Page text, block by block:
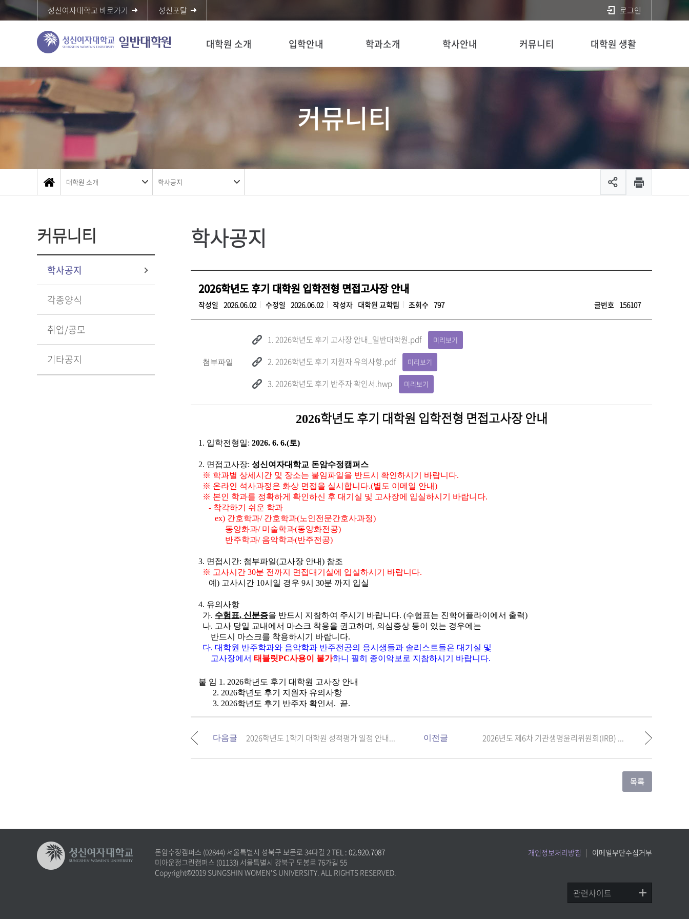
성신여자대학교 바로가기 성신포탈 로그인
대학원 소개 입학안내 학과소개 학사안내 커뮤니티 대학원 생활
커뮤니티
대학원 소개 학사공지
커뮤니티
학사공지
각종양식
취업/공모
기타공지
학사공지
2026학년도 후기 대학원 입학전형 면접고사장 안내
작성일 2026.06.02 수정일 2026.06.02 작성자 대학원 교학팀 조회수 797 글번호 156107
첨부파일
1. 2026학년도 후기 고사장 안내_일반대학원.pdf 미리보기
2. 2026학년도 후기 지원자 유의사항.pdf 미리보기
3. 2026학년도 후기 반주자 확인서.hwp 미리보기
2026학년도 후기 대학원 입학전형 면접고사장 안내
1. 입학전형일: 2026. 6. 6.(토)
2. 면접고사장: 성신여자대학교 돈암수정캠퍼스
※ 학과별 상세시간 및 장소는 붙임파일을 반드시 확인하시기 바랍니다.
※ 온라인 석사과정은 화상 면접을 실시합니다.(별도 이메일 안내)
※ 본인 학과를 정확하게 확인하신 후 대기실 및 고사장에 입실하시기 바랍니다.
- 착각하기 쉬운 학과
ex) 간호학과/ 간호학과(노인전문간호사과정)
동양화과/ 미술학과(동양화전공)
반주학과/ 음악학과(반주전공)
3. 면접시간: 첨부파일(고사장 안내) 참조
※ 고사시간 30분 전까지 면접대기실에 입실하시기 바랍니다.
예 ) 고사시간 10시일 경우 9시 30분 까지 입실
4. 유의사항
가. 수험표, 신분증을 반드시 지참하여 주시기 바랍니다. (수험표는 진학어플라이에서 출력)
나. 고사 당일 교내에서 마스크 착용을 권고하며 , 의심증상 등이 있는 경우에는
반드시 마스크를 착용하시기 바랍니다.
다. 대학원 반주학과와 음악학과 반주전공의 응시생들과 솔리스트들은 대기실 및
고사장에서 태블릿PC사용이 불가하니 필히 종이악보로 지참하시기 바랍니다.
붙 임 1. 2026학년도 후기 대학원 고사장 안내
2. 2026학년도 후기 지원자 유의사항
3. 2026학년도 후기 반주자 확인서 . 끝.
다음글 2026학년도 1학기 대학원 성적평가 일정 안내... 이전글 2026년도 제6차 기관생명윤리위원회(IRB) ...
개인정보처리방침 이메일무단수집거부
관련사이트
돈암수정캠퍼스 (02844) 서울특별시 성북구 보문로 34다길 2TEL : 02.920.7087
미아운정그린캠퍼스 (01133) 서울특별시 강북구 도봉로 76가길 55
Copyright©2019 SUNGSHIN WOMEN'S UNIVERSITY. ALL RIGHTS RESERVED.